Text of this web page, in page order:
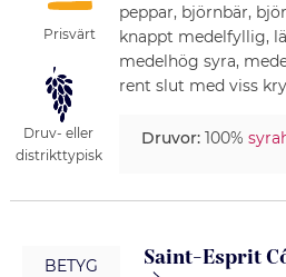
Prisvärt
Druv- eller
distrikttypisk
peppar, björnbär,
knappt medelfyllig,
medelhög syra,
rent slut med viss
Druvor:100%
BETYG Saint-Esprit